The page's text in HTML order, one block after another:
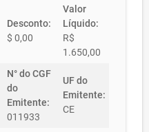
Desconto:
$ 0,00
Valor
Líquido:
R$
1.650,00
N° do CGF
do
Emitente:
011933
UF do
Emitente:
CE